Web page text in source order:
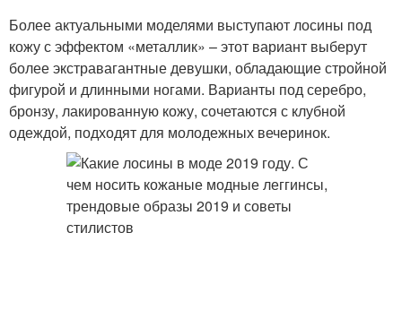
Более актуальными моделями выступают лосины под
кожу с эффектом «металлик» – этот вариант выберут
более экстравагантные девушки, обладающие стройной
фигурой и длинными ногами. Варианты под серебро,
бронзу, лакированную кожу, сочетаются с клубной
одеждой, подходят для молодежных вечеринок.